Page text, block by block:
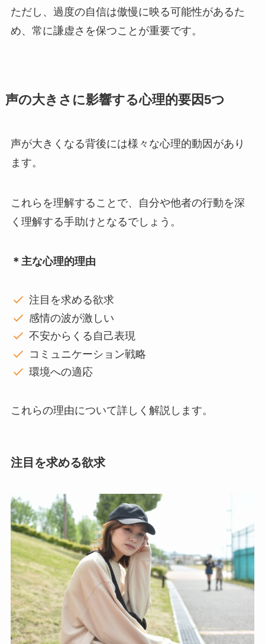
ただし、過度の自信は傲慢に映る可能性があるた
め、常に謙虚さを保つことが重要です。
声の大きさに影響する心理的要因5つ
声が大きくなる背後には様々な心理的動因があり
ます。
これらを理解することで、自分や他者の行動を深
く理解する手助けとなるでしょう。
＊主な心理的理由
注目を求める欲求
感情の波が激しい
不安からくる自己表現
コミュニケーション戦略
環境への適応
これらの理由について詳しく解説します。
注目を求める欲求